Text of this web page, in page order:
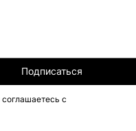
Подписаться
с